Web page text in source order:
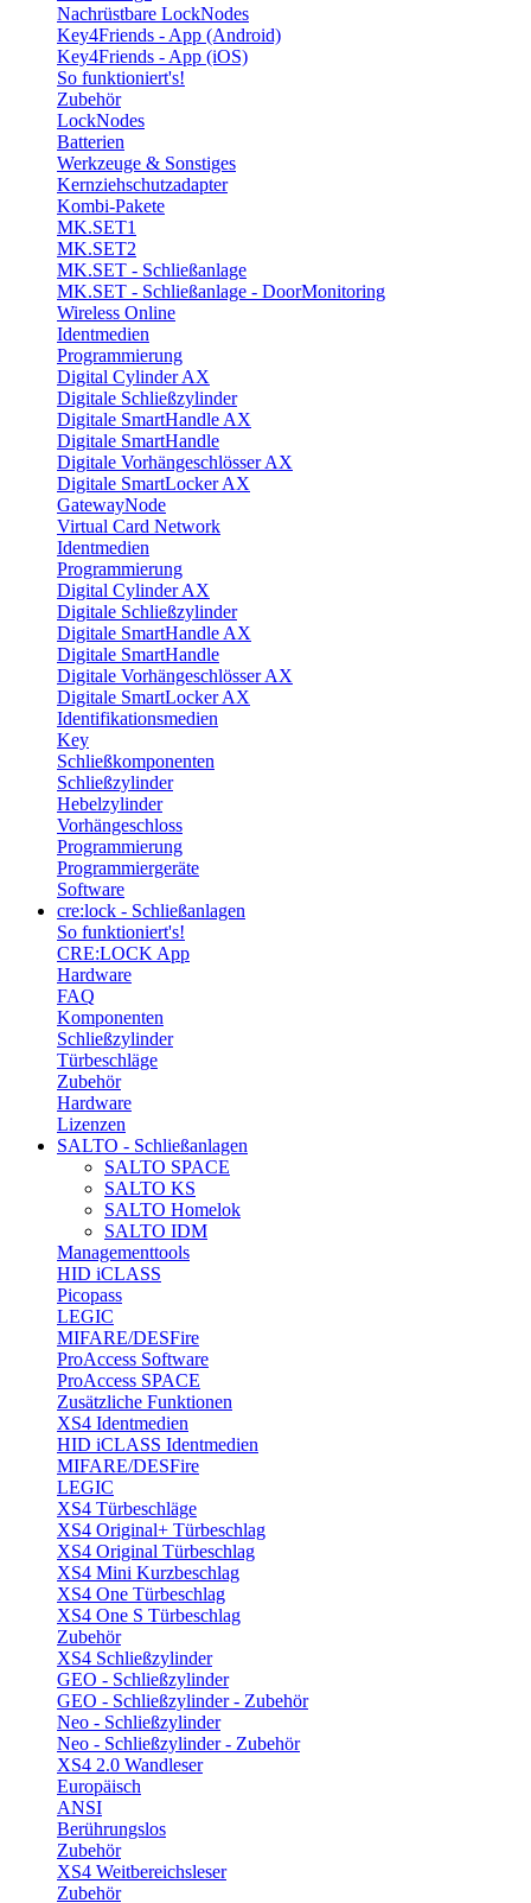
Nachrüstbare LockNodes
Key4Friends - App (Android)
Key4Friends - App (iOS)
So funktioniert's!
Zubehör
LockNodes
Batterien
Werkzeuge & Sonstiges
Kernziehschutzadapter
Kombi-Pakete
MK.SET1
MK.SET2
MK.SET - Schließanlage
MK.SET - Schließanlage - DoorMonitoring
Wireless Online
Identmedien
Programmierung
Digital Cylinder AX
Digitale Schließzylinder
Digitale SmartHandle AX
Digitale SmartHandle
Digitale Vorhängeschlösser AX
Digitale SmartLocker AX
GatewayNode
Virtual Card Network
Identmedien
Programmierung
Digital Cylinder AX
Digitale Schließzylinder
Digitale SmartHandle AX
Digitale SmartHandle
Digitale Vorhängeschlösser AX
Digitale SmartLocker AX
Identifikationsmedien
Key
Schließkomponenten
Schließzylinder
Hebelzylinder
Vorhängeschloss
Programmierung
Programmiergeräte
Software
cre:lock - Schließanlagen
So funktioniert's!
CRE:LOCK App
Hardware
FAQ
Komponenten
Schließzylinder
Türbeschläge
Zubehör
Hardware
Lizenzen
SALTO - Schließanlagen
SALTO SPACE
SALTO KS
SALTO Homelok
SALTO IDM
Managementtools
HID iCLASS
Picopass
LEGIC
MIFARE/DESFire
ProAccess Software
ProAccess SPACE
Zusätzliche Funktionen
XS4 Identmedien
HID iCLASS Identmedien
MIFARE/DESFire
LEGIC
XS4 Türbeschläge
XS4 Original+ Türbeschlag
XS4 Original Türbeschlag
XS4 Mini Kurzbeschlag
XS4 One Türbeschlag
XS4 One S Türbeschlag
Zubehör
XS4 Schließzylinder
GEO - Schließzylinder
GEO - Schließzylinder - Zubehör
Neo - Schließzylinder
Neo - Schließzylinder - Zubehör
XS4 2.0 Wandleser
Europäisch
ANSI
Berührungslos
Zubehör
XS4 Weitbereichsleser
Zubehör